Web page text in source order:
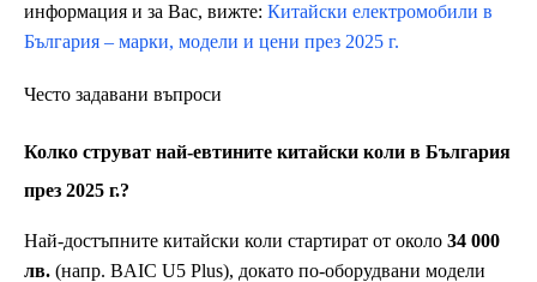
информация и за Вас, вижте: Китайски електромобили в
България – марки, модели и цени през 2025 г.
Често задавани въпроси
Колко струват най-евтините китайски коли в България
през 2025 г.?
Най-достъпните китайски коли стартират от около 34 000
лв. (напр. BAIC U5 Plus), докато по-оборудвани модели